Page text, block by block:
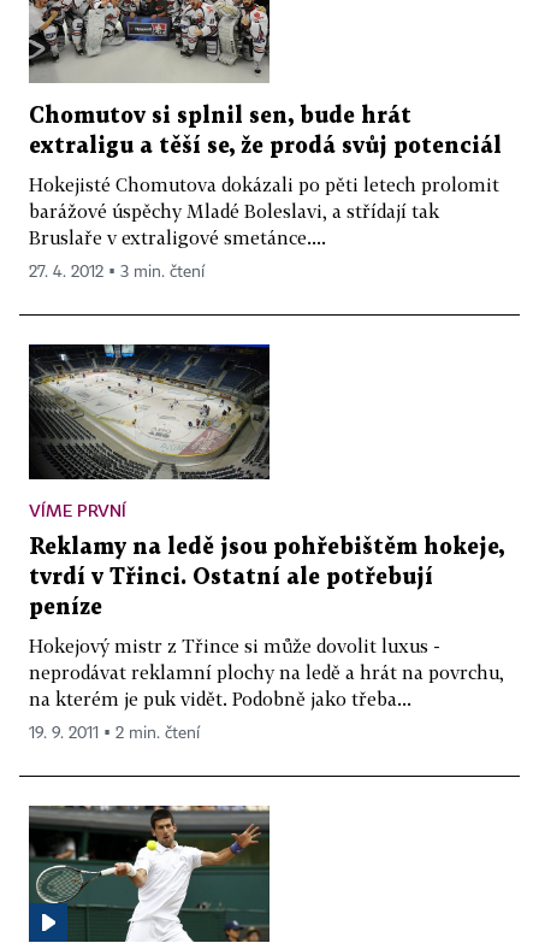
Chomutov si splnil sen, bude hrát
extraligu a těší se, že prodá svůj potenciál
Hokejisté Chomutova dokázali po pěti letech prolomit
barážové úspěchy Mladé Boleslavi, a střídají tak
Bruslaře v extraligové smetánce....
27. 4. 2012 ▪ 3 min. čtení
VÍME PRVNÍ
Reklamy na ledě jsou pohřebištěm hokeje,
tvrdí v Třinci. Ostatní ale potřebují
peníze
Hokejový mistr z Třince si může dovolit luxus -
neprodávat reklamní plochy na ledě a hrát na povrchu,
na kterém je puk vidět. Podobně jako třeba...
19. 9. 2011 ▪ 2 min. čtení